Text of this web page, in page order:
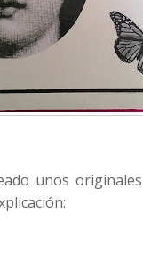
unos originales